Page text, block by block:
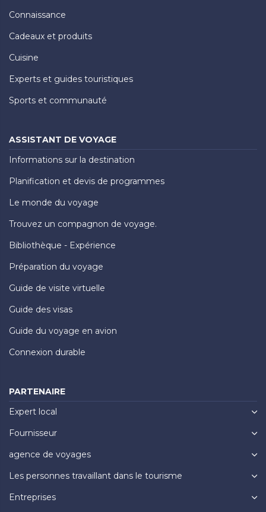
Connaissance
Cadeaux et produits
Cuisine
Experts et guides touristiques
Sports et communauté
ASSISTANT DE VOYAGE
Informations sur la destination
Planification et devis de programmes
Le monde du voyage
Trouvez un compagnon de voyage.
Bibliothèque - Expérience
Préparation du voyage
Guide de visite virtuelle
Guide des visas
Guide du voyage en avion
Connexion durable
PARTENAIRE
Expert local
Fournisseur
agence de voyages
Les personnes travaillant dans le tourisme
Entreprises